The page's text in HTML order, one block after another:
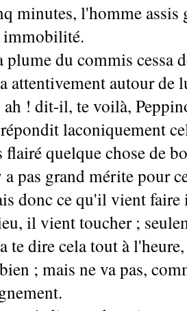
minutes, l'homme
immobilité.
plume du commis cessa
attentivement autour de
! dit-il, te voilà,
laconiquement
flairé quelque chose de
pas grand mérite pour
donc ce qu'il vient
il vient toucher ;
te dire cela tout à
; mais ne va pas,